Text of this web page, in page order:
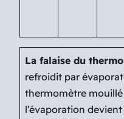
La falaise du
refroidit par
thermomètre mouillé
l’évaporation